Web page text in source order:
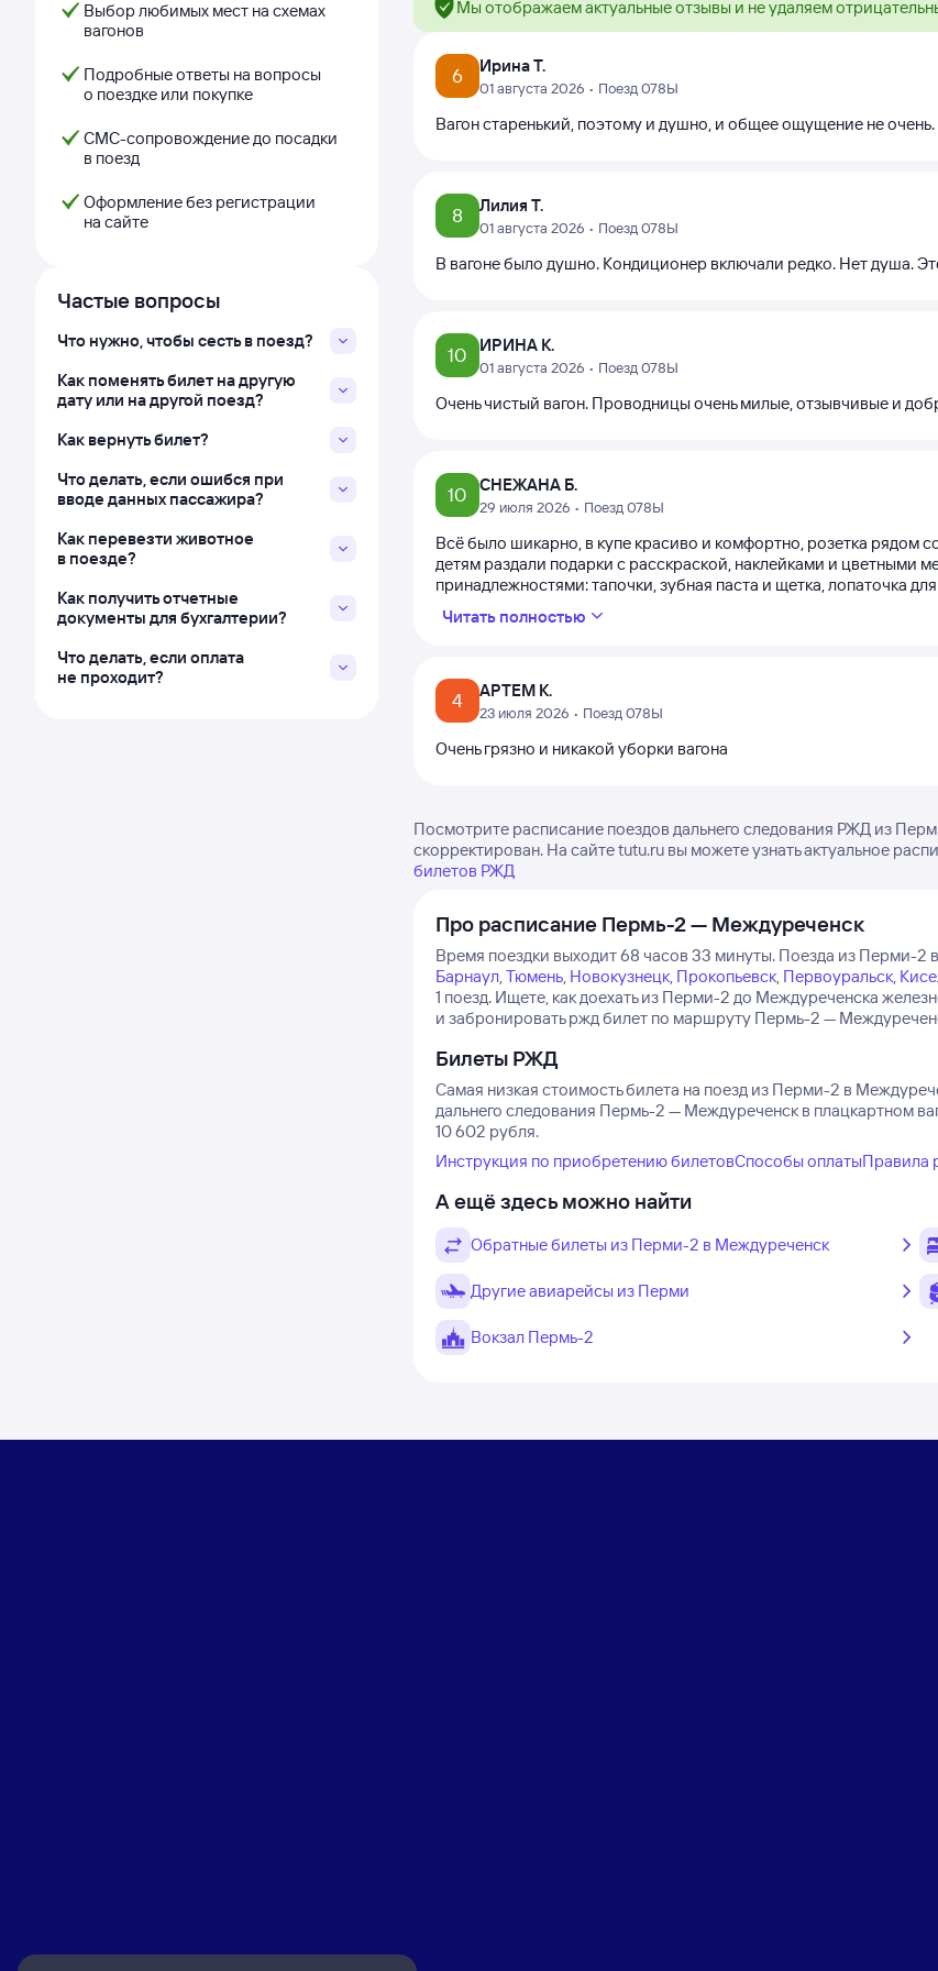
Выбор любимых мест на схемах
вагонов
Подробные ответы на вопросы
о поездке или покупке
СМС-сопровождение до посадки
в поезд
Оформление без регистрации
на сайте
Частые вопросы
Что нужно, чтобы сесть в поезд?
Как поменять билет на другую
дату или на другой поезд?
Как вернуть билет?
Что делать, если ошибся при
вводе данных пассажира?
Как перевезти животное
в поезде?
Как получить отчетные
документы для бухгалтерии?
Что делать, если оплата
не проходит?
Мы отображаем актуальные отзывы и не удаляем
6 Ирина Т.
01 августа 2026 • Поезд 078Ы
Вагон старенький, поэтому и душно, и общее ощущение не
8 Лилия Т.
01 августа 2026 • Поезд 078Ы
В вагоне было душно. Кондиционер включали редко. Нет душа.
10 ИРИНА К.
01 августа 2026 • Поезд 078Ы
Очень чистый вагон. Проводницы очень милые, отзывчивые и
10 СНЕЖАНА Б.
29 июля 2026 • Поезд 078Ы
Всё было шикарно, в купе красиво и комфортно, розетка
детям раздали подарки с расскраской, наклейками и цветными
принадлежностями: тапочки, зубная паста и щетка, лопаточка
Читать полностью
4 АРТЕМ К.
23 июля 2026 • Поезд 078Ы
Очень грязно и никакой уборки вагона
Посмотрите расписание поездов дальнего следования РЖД из
скорректирован. На сайте tutu.ru вы можете узнать актуальное
билетов РЖД
Про расписание Пермь-2 — Междуреченск
Время поездки выходит 68 часов 33 минуты. Поезда из Перми-2
Барнаул,Тюмень, Новокузнецк, Прокопьевск, Первоуральск,
1 поезд. Ищете, как доехать из Перми-2 до Междуреченска
и забронировать ржд билет по маршруту Пермь-2 —
Билеты РЖД
Самая низкая стоимость билета на поезд из Перми-2 в
дальнего следования Пермь-2 — Междуреченск в плацкартном
10 602 рубля.
Инструкция по приобретению билетовСпособы оплатыПравила
А ещё здесь можно найти
Обратные билеты из Перми-2 в Междуреченск
Другие авиарейсы из Перми
Вокзал Пермь-2